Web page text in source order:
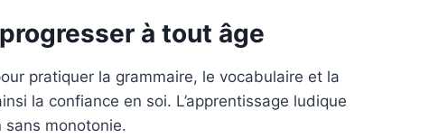
à tout âge
pratiquer la grammaire, le vocabulaire et la
la confiance en soi. L’apprentissage ludique
sans monotonie.